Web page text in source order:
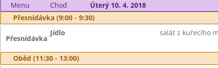
Menu Chod
Úterý 10. 4. 2018
Přesnídávka (9:00 - 9:30)
Přesnídávka
Jídlo salát z kuřecího
Oběd (11:30 - 13:00)